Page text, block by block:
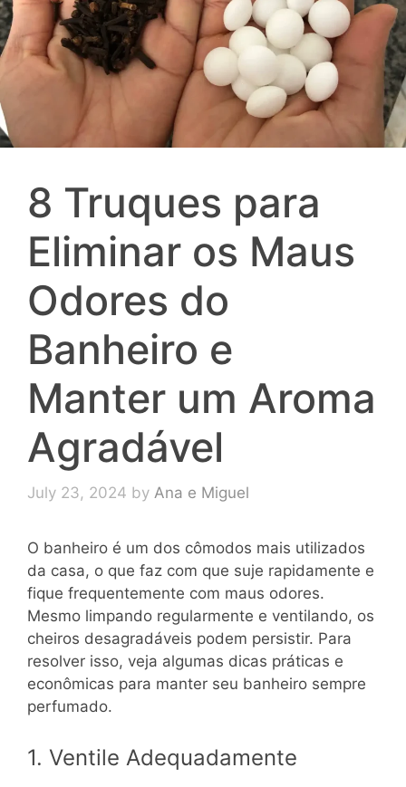
8 Truques para
Eliminar os Maus
Odores do
Banheiro e
Manter um Aroma
Agradável
July 23, 2024 by Ana e Miguel
O banheiro é um dos cômodos mais utilizados
da casa, o que faz com que suje rapidamente e
fique frequentemente com maus odores.
Mesmo limpando regularmente e ventilando, os
cheiros desagradáveis podem persistir. Para
resolver isso, veja algumas dicas práticas e
econômicas para manter seu banheiro sempre
perfumado.
1. Ventile Adequadamente